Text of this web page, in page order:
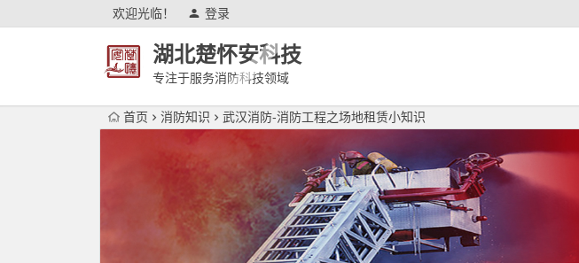
欢迎光临！ 登录
湖北楚怀安科技
专注于服务消防科技领域
首页 消防知识 武汉消防-消防工程之场地租赁小知识